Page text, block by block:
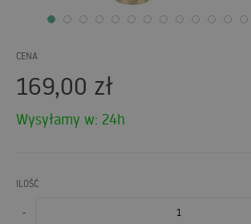
CENA
169,00 zł
Wysyłamy w: 24h
ILOŚĆ
-